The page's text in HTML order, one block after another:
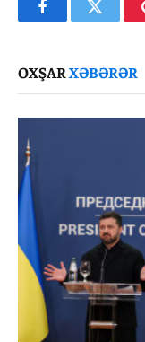
FacebookTwitter
OXŞARXƏBƏRƏR